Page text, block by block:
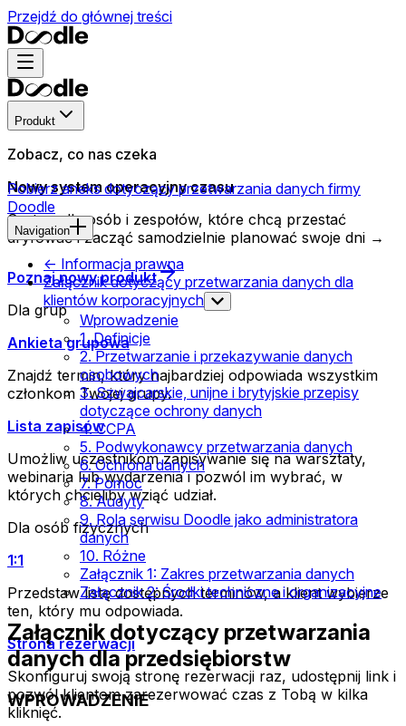
Przejdź do głównej treści
Produkt
Zobacz, co nas czeka
Nowy system operacyjny czasu
System dla osób i zespołów, które chcą przestać
dryfować i zacząć samodzielnie planować swoje dni →
Poznaj nowy produkt
Dla grup
Ankieta grupowa
Znajdź termin, który najbardziej odpowiada wszystkim
członkom Twojej grupy.
Lista zapisów
Umożliw uczestnikom zapisywanie się na warsztaty,
webinaria lub wydarzenia i pozwól im wybrać, w
których chcieliby wziąć udział.
Dla osób fizycznych
1:1
Przedstaw listę dostępnych terminów, a klient wybierze
ten, który mu odpowiada.
Strona rezerwacji
Skonfiguruj swoją stronę rezerwacji raz, udostępnij link i
pozwól klientom zarezerwować czas z Tobą w kilka
kliknięć.
Pobierz aneks dotyczący przetwarzania danych firmy
Doodle
Navigation
<- Informacja prawna
Załącznik dotyczący przetwarzania danych dla
klientów korporacyjnych
Wprowadzenie
1. Definicje
2. Przetwarzanie i przekazywanie danych
osobowych
3. Szwajcarskie, unijne i brytyjskie przepisy
dotyczące ochrony danych
4. CCPA
5. Podwykonawcy przetwarzania danych
6. Ochrona danych
7. Pomoc
8. Audyty
9. Rola serwisu Doodle jako administratora
danych
10. Różne
Załącznik 1: Zakres przetwarzania danych
Załącznik 2: Środki techniczne i organizacyjne
Załącznik dotyczący przetwarzania
danych dla przedsiębiorstw
WPROWADZENIE